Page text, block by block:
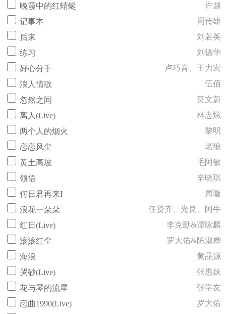
晚霞中的红蜻蜓
许越
记事本
周传雄
后来
刘若英
练习
刘德华
好心分手
卢巧音、王力宏
浪人情歌
伍佰
忽然之间
莫文蔚
离人(Live)
林志炫
两个人的烟火
黎明
恋恋风尘
老狼
黄土高坡
毛阿敏
领悟
辛晓琪
何日君再来I
周璇
浪花一朵朵
任贤齐、光良、阿牛
红日(Live)
李克勤&谭咏麟
滚滚红尘
罗大佑&陈淑桦
海浪
黄品源
哭砂(Live)
张惠妹
花与琴的流星
张学友
恋曲1990(Live)
罗大佑